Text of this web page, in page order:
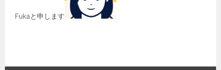
Fukaと申します